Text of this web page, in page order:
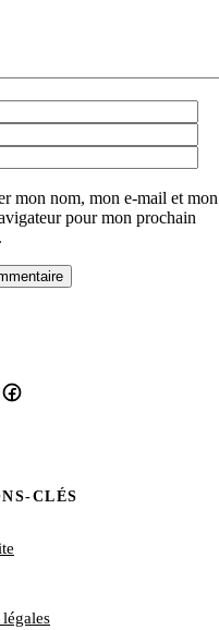
mail
web
mon nom, mon e-mail et mon
pour mon prochain
CLÉS